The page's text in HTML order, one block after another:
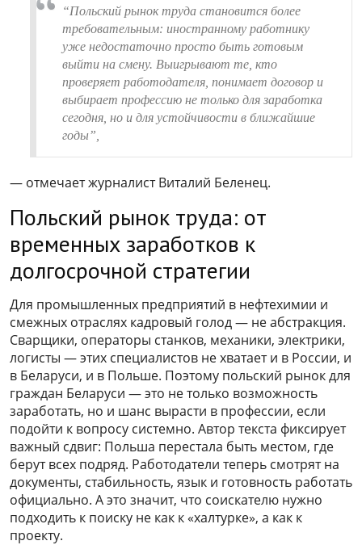
“Польский рынок труда становится более
требовательным: иностранному работнику
уже недостаточно просто быть готовым
выйти на смену. Выигрывают те, кто
проверяет работодателя, понимает договор и
выбирает профессию не только для заработка
сегодня, но и для устойчивости в ближайшие
годы”,
— отмечает журналист Виталий Беленец.
Польский рынок труда: от
временных заработков к
долгосрочной стратегии
Для промышленных предприятий в нефтехимии и
смежных отраслях кадровый голод — не абстракция.
Сварщики, операторы станков, механики, электрики,
логисты — этих специалистов не хватает и в России, и
в Беларуси, и в Польше. Поэтому польский рынок для
граждан Беларуси — это не только возможность
заработать, но и шанс вырасти в профессии, если
подойти к вопросу системно. Автор текста фиксирует
важный сдвиг: Польша перестала быть местом, где
берут всех подряд. Работодатели теперь смотрят на
документы, стабильность, язык и готовность работать
официально. А это значит, что соискателю нужно
подходить к поиску не как к «халтурке», а как к
проекту.